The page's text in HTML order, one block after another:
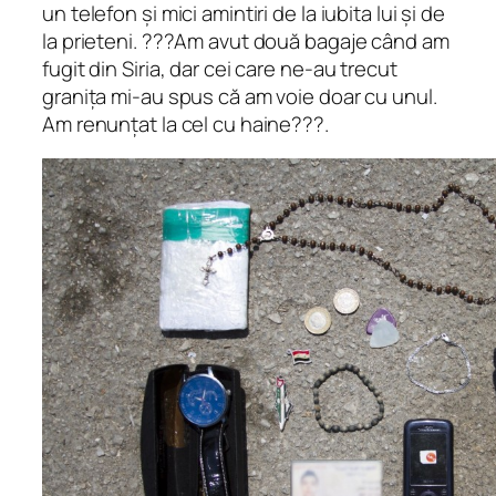
un telefon și mici amintiri de la iubita lui și de
la prieteni. ???Am avut două bagaje când am
fugit din Siria, dar cei care ne-au trecut
granița mi-au spus că am voie doar cu unul.
Am renunțat la cel cu haine???.